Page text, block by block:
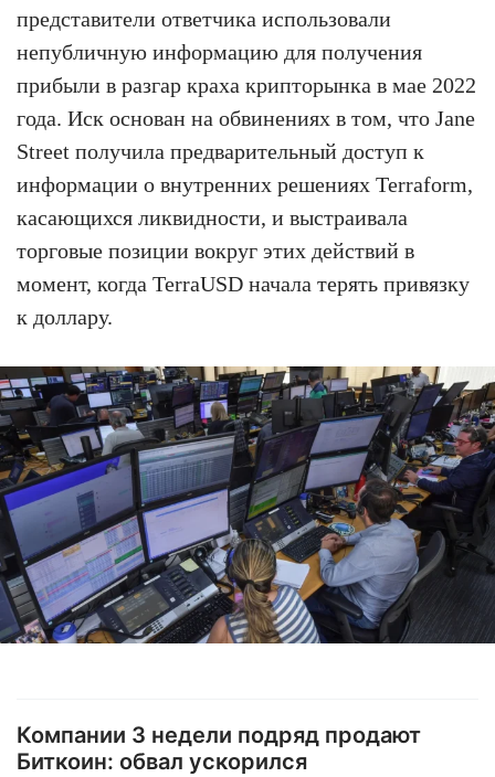
представители ответчика использовали
непубличную информацию для получения
прибыли в разгар краха крипторынка в мае 2022
года. Иск основан на обвинениях в том, что Jane
Street получила предварительный доступ к
информации о внутренних решениях Terraform,
касающихся ликвидности, и выстраивала
торговые позиции вокруг этих действий в
момент, когда TerraUSD начала терять привязку
к доллару.
Компании 3 недели подряд продают
Биткоин: обвал ускорился